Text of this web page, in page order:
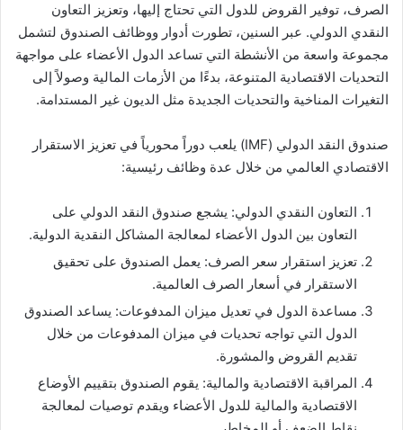
الصرف، توفير القروض للدول التي تحتاج إليها، وتعزيز التعاون
النقدي الدولي. عبر السنين، تطورت أدوار ووظائف الصندوق لتشمل
مجموعة واسعة من الأنشطة التي تساعد الدول الأعضاء على مواجهة
التحديات الاقتصادية المتنوعة، بدءًا من الأزمات المالية وصولاً إلى
التغيرات المناخية والتحديات الجديدة مثل الديون غير المستدامة​​​​.
صندوق النقد الدولي (IMF) يلعب دوراً محورياً في تعزيز الاستقرار
الاقتصادي العالمي من خلال عدة وظائف رئيسية:
التعاون النقدي الدولي: يشجع صندوق النقد الدولي على
التعاون بين الدول الأعضاء لمعالجة المشاكل النقدية الدولية.
تعزيز استقرار سعر الصرف: يعمل الصندوق على تحقيق
الاستقرار في أسعار الصرف العالمية.
مساعدة الدول في تعديل ميزان المدفوعات: يساعد الصندوق
الدول التي تواجه تحديات في ميزان المدفوعات من خلال
تقديم القروض والمشورة.
المراقبة الاقتصادية والمالية: يقوم الصندوق بتقييم الأوضاع
الاقتصادية والمالية للدول الأعضاء ويقدم توصيات لمعالجة